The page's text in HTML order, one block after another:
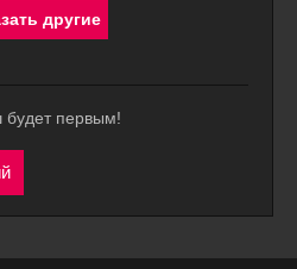
будет первым!